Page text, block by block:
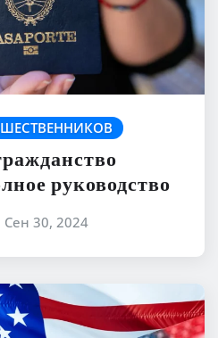
руководство
Сен 30, 2024